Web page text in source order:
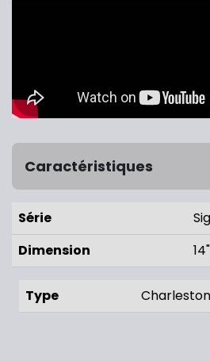
Caractéristiques
Série
Dimension
14"
Type Charleston